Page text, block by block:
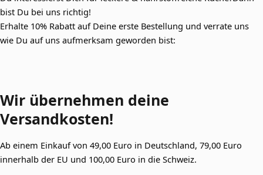
bist Du bei uns richtig!
Erhalte 10% Rabatt auf Deine erste Bestellung und verrate uns
wie Du auf uns aufmerksam geworden bist:
Wir übernehmen deine
Versandkosten!
Ab einem Einkauf von 49,00 Euro in Deutschland, 79,00 Euro
innerhalb der EU und 100,00 Euro in die Schweiz.